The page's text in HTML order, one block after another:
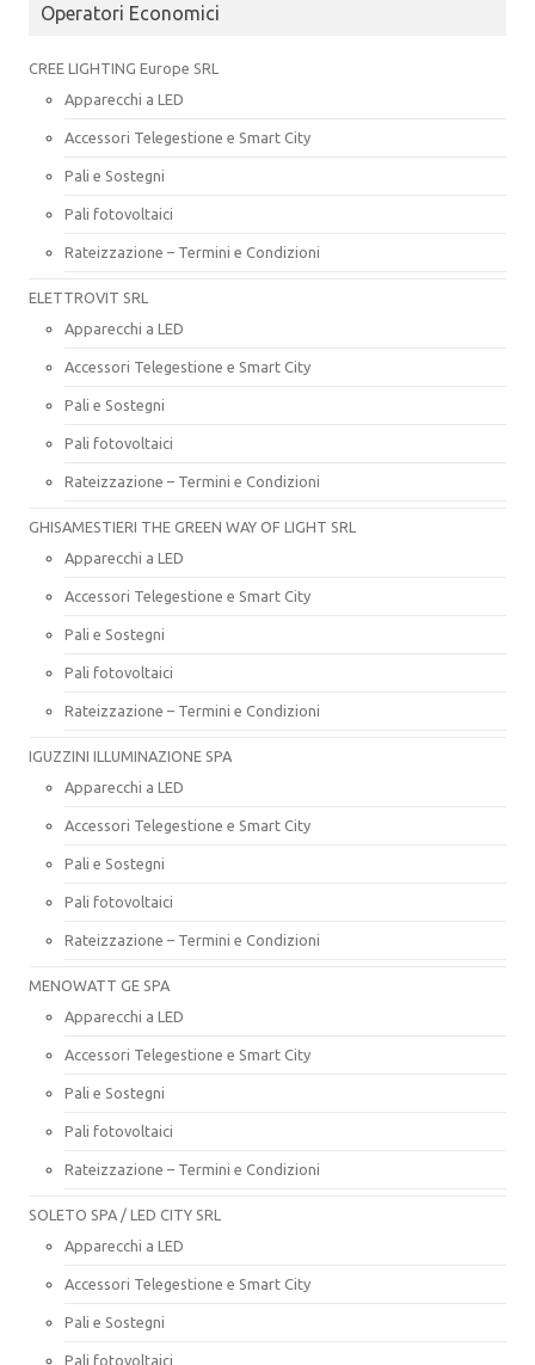
Operatori Economici
CREE LIGHTING Europe SRL
Apparecchi a LED
Accessori Telegestione e Smart City
Pali e Sostegni
Pali fotovoltaici
Rateizzazione – Termini e Condizioni
ELETTROVIT SRL
Apparecchi a LED
Accessori Telegestione e Smart City
Pali e Sostegni
Pali fotovoltaici
Rateizzazione – Termini e Condizioni
GHISAMESTIERI THE GREEN WAY OF LIGHT SRL
Apparecchi a LED
Accessori Telegestione e Smart City
Pali e Sostegni
Pali fotovoltaici
Rateizzazione – Termini e Condizioni
IGUZZINI ILLUMINAZIONE SPA
Apparecchi a LED
Accessori Telegestione e Smart City
Pali e Sostegni
Pali fotovoltaici
Rateizzazione – Termini e Condizioni
MENOWATT GE SPA
Apparecchi a LED
Accessori Telegestione e Smart City
Pali e Sostegni
Pali fotovoltaici
Rateizzazione – Termini e Condizioni
SOLETO SPA / LED CITY SRL
Apparecchi a LED
Accessori Telegestione e Smart City
Pali e Sostegni
Pali fotovoltaici